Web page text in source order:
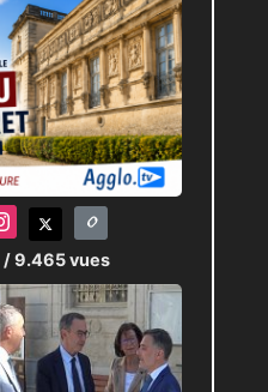
/ 9.465 vues